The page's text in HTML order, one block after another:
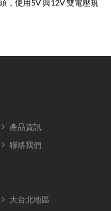
，使用5V 與12V 雙電壓規
產品資訊
聯絡我們
大台北地區